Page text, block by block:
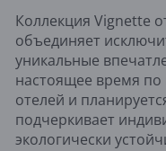
Коллекция Vignette
объединяет
уникальные
настоящее время
отелей и
подчеркивает
экологически